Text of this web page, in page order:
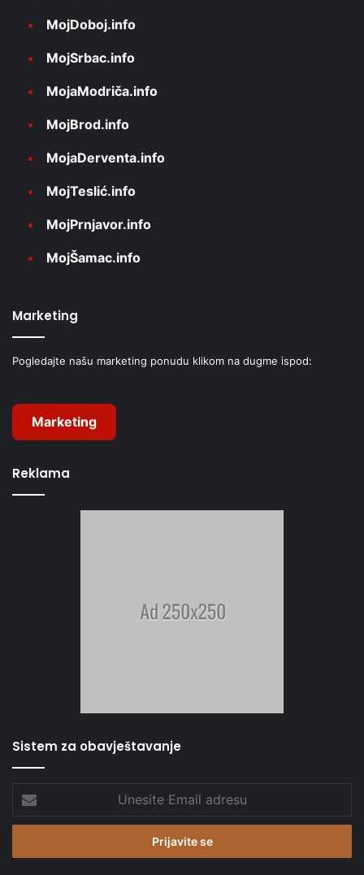
MojDoboj.info
MojSrbac.info
MojaModriča.info
MojBrod.info
MojaDerventa.info
MojTeslić.info
MojPrnjavor.info
MojŠamac.info
Marketing
Pogledajte našu marketing ponudu klikom na dugme ispod:
Marketing
Reklama
Sistem za obavještavanje
Email
adresu